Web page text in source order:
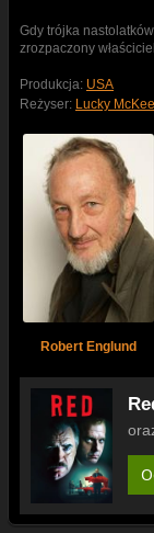
Gdy trójka
zrozpaczony
Produkcja: USA
Reżyser: Lucky McKee
Robert Englund